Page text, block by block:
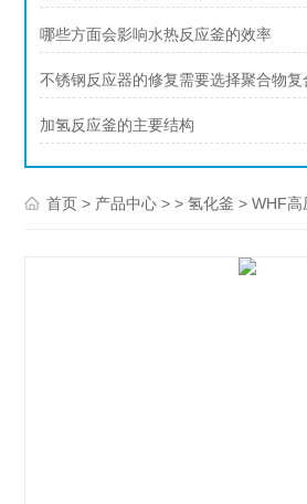
哪些方面会影响水热反应釜的效率
不锈钢反应器的修复需要选择聚合物
加氢反应釜的主要结构
首页 > 产品中心 > >氢化釜 > WHF高